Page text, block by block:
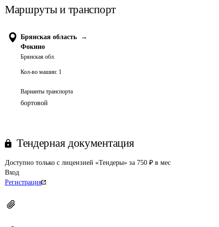
Маршруты и транспорт
Брянская область
→
Фокино
Брянская обл.
Кол-во машин: 1
Варианты транспорта
бортовой
Тендерная документация
Доступно только с лицензией «Тендеры» за 750 ₽ в мес
Вход
Регистрация